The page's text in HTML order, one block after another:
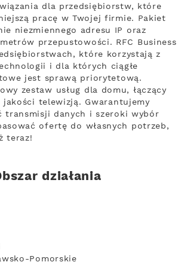
dla przedsiębiorstw, które
pracę w Twojej firmie. Pakiet
niezmiennego adresu IP oraz
przepustowości. RFC Business
które korzystają z
i dla których ciągłe
jest sprawą priorytetową.
zestaw usług dla domu, łączący
telewizją. Gwarantujemy
transmisji danych i szeroki wybór
ofertę do własnych potrzeb,
teraz!
działania
Pomorskie